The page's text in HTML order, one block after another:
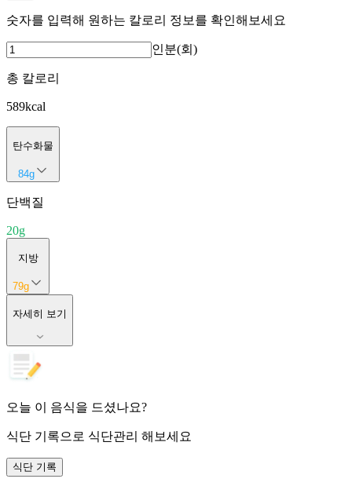
숫자를 입력해 원하는 칼로리 정보를 확인해보세요
인분(회)
총 칼로리
589kcal
탄수화물
84g
단백질
20g
지방
79g
자세히 보기
오늘 이 음식을 드셨나요?
식단 기록으로 식단관리 해보세요
식단 기록